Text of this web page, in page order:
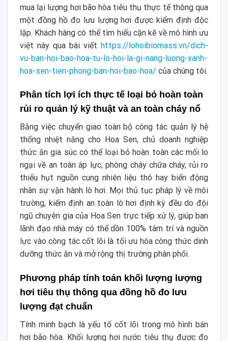
mua lại lượng hơi bão hòa tiêu thụ thực tế thông qua
một đồng hồ đo lưu lượng hơi được kiểm định độc
lập. Khách hàng có thể tìm hiểu cặn kẽ về mô hình ưu
việt này qua bài viết https://lohoibiomass.vn/dich-
vu-ban-hoi-bao-hoa-tu-lo-hoi-la-gi-nang-luong-xanh-
hoa-sen-tien-phong-ban-hoi-bao-hoa/ của chúng tôi.
Phân tích lợi ích thực tế loại bỏ hoàn toàn
rủi ro quản lý kỹ thuật và an toàn cháy nổ
Bằng việc chuyển giao toàn bộ công tác quản lý hệ
thống nhiệt năng cho Hoa Sen, chủ doanh nghiệp
thức ăn gia súc có thể loại bỏ hoàn toàn các mối lo
ngại về an toàn áp lực, phòng cháy chữa cháy, rủi ro
thiếu hụt nguồn cung nhiên liệu thô hay biến động
nhân sự vận hành lò hơi. Mọi thủ tục pháp lý về môi
trường, kiểm định an toàn lò hơi định kỳ đều do đội
ngũ chuyên gia của Hoa Sen trực tiếp xử lý, giúp ban
lãnh đạo nhà máy có thể dồn 100% tâm trí và nguồn
lực vào công tác cốt lõi là tối ưu hóa công thức dinh
dưỡng thức ăn và mở rộng thị trường phân phối.
Phương pháp tính toán khối lượng lượng
hơi tiêu thụ thông qua đồng hồ đo lưu
lượng đạt chuẩn
Tính minh bạch là yếu tố cốt lõi trong mô hình bán
hơi bão hòa. Khối lượng hơi nước tiêu thụ được đo